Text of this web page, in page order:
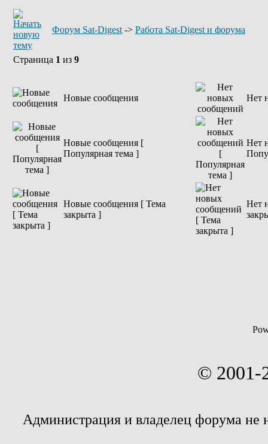
Форум Sat-Digest -> Работа Sat-Digest и форума
Страница 1 из 9
Новые сообщения Нет
Новые сообщения [
Популярная тема ]
Нет
Новые сообщения [ Тема
закрыта ]
Нет
© 2001-
Администрация и владелец форума не